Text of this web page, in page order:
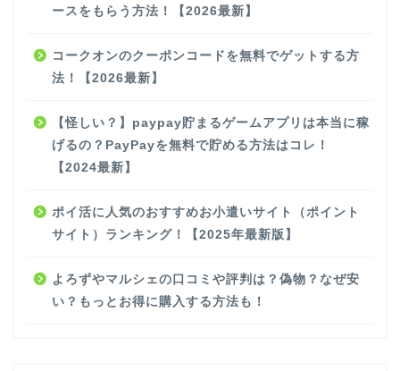
ースをもらう方法！【2026最新】
コークオンのクーポンコードを無料でゲットする方
法！【2026最新】
【怪しい？】paypay貯まるゲームアプリは本当に稼
げるの？PayPayを無料で貯める方法はコレ！
【2024最新】
ポイ活に人気のおすすめお小遣いサイト（ポイント
サイト）ランキング！【2025年最新版】
よろずやマルシェの口コミや評判は？偽物？なぜ安
い？もっとお得に購入する方法も！